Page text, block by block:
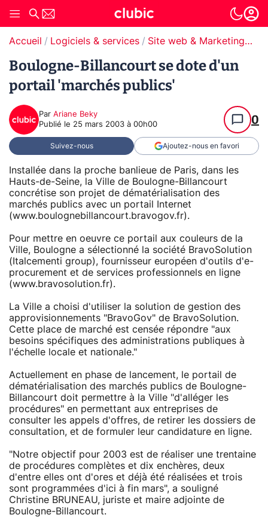
Accueil Logiciels & services Site web & Marketing Digital
Boulogne-Billancourt se dote d'un
portail 'marchés publics'
Par Ariane Beky
Publié le 25 mars 2003 à 00h00 0
Suivez-nous Ajoutez-nous en favori
Installée dans la proche banlieue de Paris, dans les
Hauts-de-Seine, la Ville de Boulogne-Billancourt
concrétise son projet de dématérialisation des
marchés publics avec un portail Internet
(www.boulognebillancourt.bravogov.fr).
Pour mettre en oeuvre ce portail aux couleurs de la
Ville, Boulogne a sélectionné la société BravoSolution
(Italcementi group), fournisseur européen d'outils d'e-
procurement et de services professionnels en ligne
(www.bravosolution.fr).
La Ville a choisi d'utiliser la solution de gestion des
approvisionnements "BravoGov" de BravoSolution.
Cette place de marché est censée répondre "aux
besoins spécifiques des administrations publiques à
l'échelle locale et nationale."
Actuellement en phase de lancement, le portail de
dématérialisation des marchés publics de Boulogne-
Billancourt doit permettre à la Ville "d'alléger les
procédures" en permettant aux entreprises de
consulter les appels d'offres, de retirer les dossiers de
consultation, et de formuler leur candidature en ligne.
"Notre objectif pour 2003 est de réaliser une trentaine
de procédures complètes et dix enchères, deux
d'entre elles ont d'ores et déjà été réalisées et trois
sont programmées d'ici à fin mars", a souligné
Christine BRUNEAU, juriste et maire adjointe de
Boulogne-Billancourt.